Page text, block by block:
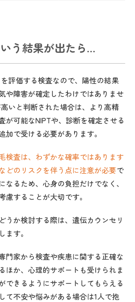
う結果が出たら…
評価する検査なので、陽性の結果
や障害が確定したわけではありませ
いと判断された場合は、より高精
が可能なNIPTや、診断を確定させる
加で受ける必要があります。
検査は、わずかな確率ではあります
どのリスクを伴う点に注意が必要で
なるため、心身の負担だけでなく、
することが大切です。
うか検討する際は、遺伝カウンセリ
ます。
門家から検査や疾患に関する正確な
ほか、心理的サポートも受けられま
できるようにサポートしてもらえる
て不安や悩みがある場合は1人で抱